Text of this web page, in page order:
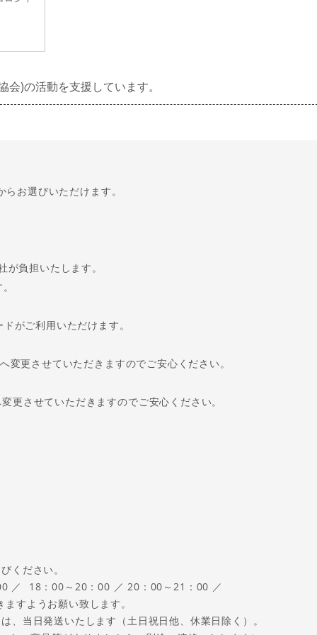
)の活動を支援しています。
お選びいただけます。
負担いたします。
がご利用いただけます。
更させていただきますのでご安心ください。
させていただきますのでご安心ください。
ください。
／ 18：00～20：00 ／ 20：00～21：00 ／
すようお願い致します。
、当日発送いたします（土日祝日他、休業日除く）。